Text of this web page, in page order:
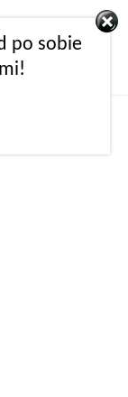
po sobie